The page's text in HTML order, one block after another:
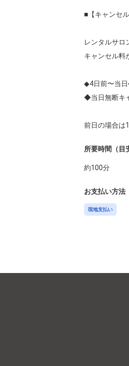
■【キャンセ
レンタルサロ
キャンセル料
◆4日前〜当
◆当日無断キ
所要時間（目
約100分
お支払い方法
現地支払い